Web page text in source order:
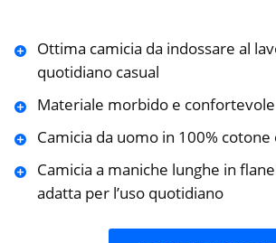
Ottima camicia da indossare al
quotidiano casual
Materiale morbido e confortevole
Camicia da uomo in 100% cotone
Camicia a maniche lunghe in
adatta per l’uso quotidiano